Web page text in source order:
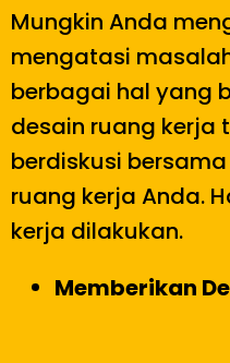
Mungkin Anda
mengatasi
berbagai hal yang
desain ruang kerja
berdiskusi
ruang kerja Anda.
kerja dilakukan.
Memberikan